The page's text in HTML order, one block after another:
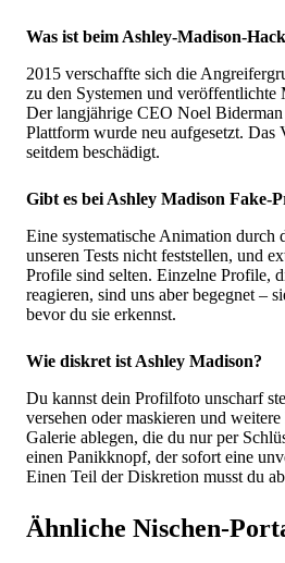
Was ist beim Ashley-Madison-
2015 verschaffte sich die
zu den Systemen und veröffentlichte
Der langjährige CEO Noel
Plattform wurde neu aufgesetzt. Das
seitdem beschädigt.
Gibt es bei Ashley Madison Fake-
Eine systematische Animation durch
unseren Tests nicht feststellen, und
Profile sind selten. Einzelne Profile,
reagieren, sind uns aber begegnet –
bevor du sie erkennst.
Wie diskret ist Ashley Madison?
Du kannst dein Profilfoto unscharf
versehen oder maskieren und
Galerie ablegen, die du nur per
einen Panikknopf, der sofort eine
Einen Teil der Diskretion musst du
Ähnliche Nischen-